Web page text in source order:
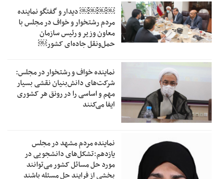
￼￼￼￼‏ دیدار و گفتگو نماینده
مردم رشتخوار و خواف در مجلس با
معاون وزیر و رئیس سازمان
حمل‌ونقل جاده‌ای کشور￼
نماینده خواف و رشتخوار در مجلس:
شرکت‌های دانش‌بنیان نقشی بسیار
مهم و اساسی را در رونق هر کشوری
ایفا می‌کنند
نماینده مردم مشهد در مجلس
یازدهم:تشکل‌های دانشجویی در
مورد حل مسائل کشور می‌توانند
بخشی از فرایند حل مسئله باشند